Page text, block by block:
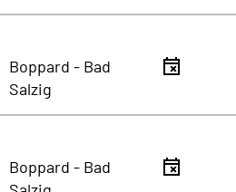
Boppard - Bad
Salzig
Boppard - Bad